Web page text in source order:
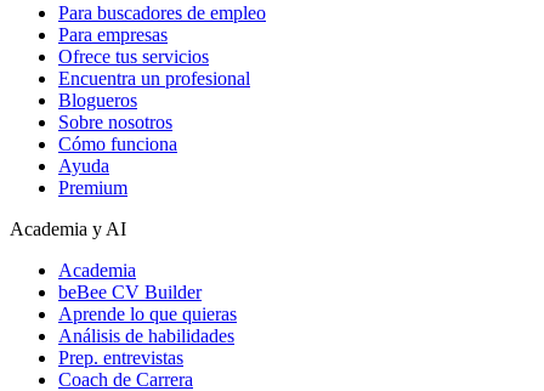
Para buscadores de empleo
Para empresas
Ofrece tus servicios
Encuentra un profesional
Blogueros
Sobre nosotros
Cómo funciona
Ayuda
Premium
Academia y AI
Academia
beBee CV Builder
Aprende lo que quieras
Análisis de habilidades
Prep. entrevistas
Coach de Carrera